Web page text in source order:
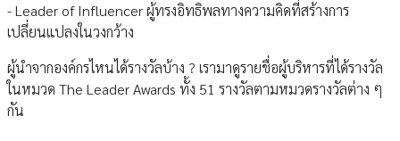
- Leader of Influencer ผู้ทรงอิทธิพลทางความคิดที่สร้างการ
เปลี่ยนแปลงในวงกว้าง
ผู้นำจากองค์กรไหนได้รางวัลบ้าง ? เรามาดูรายชื่อผู้บริหารที่ได้รางวัล
ในหมวด The Leader Awards ทั้ง 51 รางวัลตามหมวดรางวัลต่าง ๆ
กัน